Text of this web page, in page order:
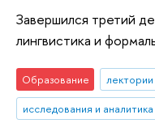
Завершился третий
лингвистика и
Образование лектории
исследования и аналитика